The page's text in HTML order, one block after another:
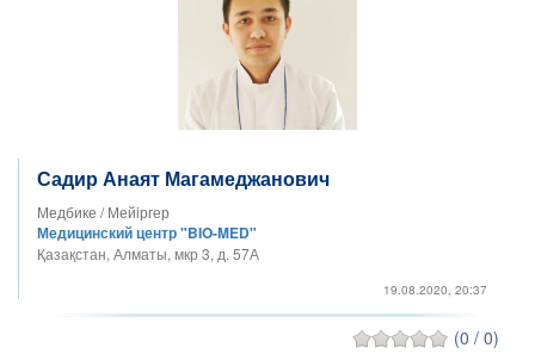
Садир Анаят Магамеджанович
Медбике / Мейiргер
Медицинский центр "BIO-MED"
Қазақстан, Алматы, мкр 3, д. 57А
19.08.2020, 20:37
(0 / 0)